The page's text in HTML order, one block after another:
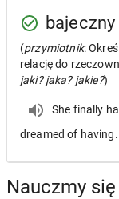
bajeczny
(przymiotnik:
relację do
jaki? jaka? jakie?)
She finally
dreamed of having.
Nauczmy